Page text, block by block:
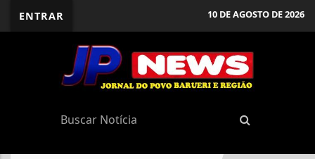
ENTRAR 10 DE AGOSTO DE 2026